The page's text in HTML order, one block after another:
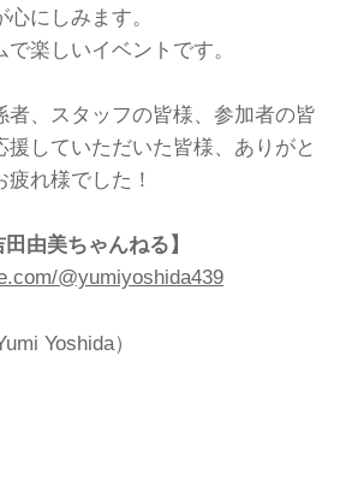
にしみます。
楽しいイベントです。
者、スタッフの皆様、参加者の皆
していただいた皆様、ありがと
れ様でした！
由美ちゃんねる】
@yumiyoshida439
Yoshida）